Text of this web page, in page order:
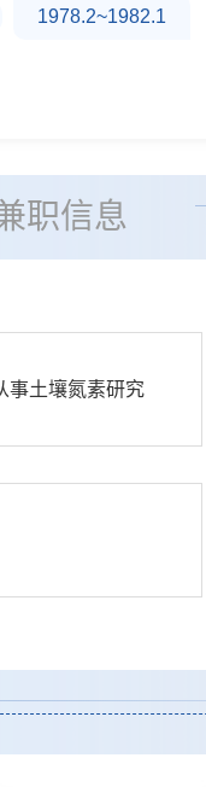
1978.2~1982.1
职信息
土壤氮素研究